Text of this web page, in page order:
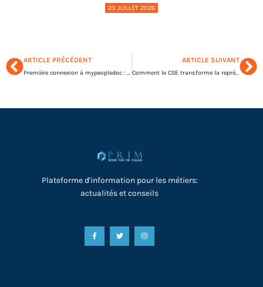
23 JUILLET 2026
ARTICLE PRÉCÉDENT
Première connexion à mypeopledoc : sécurisez vos documents clés facilement
ARTICLE SUIVANT
Comment le CSE transforme la représentation sociale dès 11 salariés
Plateforme d'information pour les métiers:
actualités et conseils